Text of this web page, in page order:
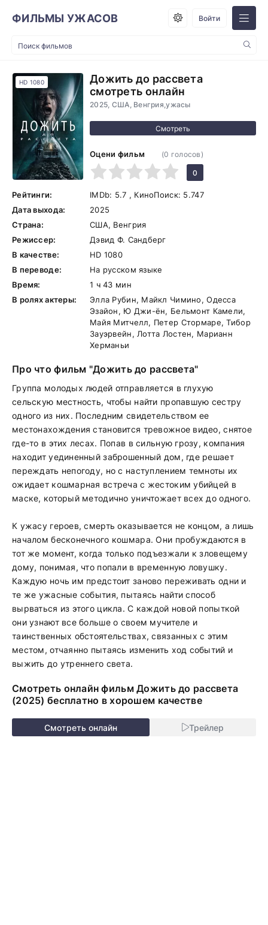
ФИЛЬМЫ УЖАСОВ Войти
Дожить до рассвета
смотреть онлайн
2025, США, Венгрия,ужасы
HD 1080
Оцени фильм
1
2 3 5
(0 голосов)
0
Рейтинги: IMDb: 5.7 , КиноПоиск: 5.747
Дата выхода:
2025
Страна:
США, Венгрия
Режиссер:
Дэвид Ф. Сандберг
В качестве:
HD 1080
В переводе:
На русском языке
Время:
1 ч 43 мин
В ролях актеры:
Элла Рубин, Майкл Чимино, Одесса
Эзайон, Ю Джи-ён, Бельмонт Камели,
Майя Митчелл, Петер Стормаре, Тибор
Зауэрвейн, Лотта Лостен, Марианн
Херманьи
Про что фильм "Дожить до рассвета"
Группа молодых людей отправляется в глухую
сельскую местность, чтобы найти пропавшую сестру
одного из них. Последним свидетельством ее
местонахождения становится тревожное видео, снятое
где-то в этих лесах. Попав в сильную грозу, компания
находит уединенный заброшенный дом, где решает
переждать непогоду, но с наступлением темноты их
ожидает кошмарная встреча с жестоким убийцей в
маске, который методично уничтожает всех до одного.
К ужасу героев, смерть оказывается не концом, а лишь
началом бесконечного кошмара. Они пробуждаются в
тот же момент, когда только подъезжали к зловещему
дому, понимая, что попали в временную ловушку.
Каждую ночь им предстоит заново переживать одни и
те же ужасные события, пытаясь найти способ
вырваться из этого цикла. С каждой новой попыткой
они узнают все больше о своем мучителе и
таинственных обстоятельствах, связанных с этим
местом, отчаянно пытаясь изменить ход событий и
выжить до утреннего света.
Смотреть онлайн фильм Дожить до рассвета
(2025) бесплатно в хорошем качестве
Смотреть онлайн Трейлер